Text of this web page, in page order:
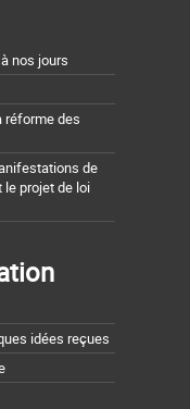
nos jours
réforme des
de
projet de loi
idées reçues